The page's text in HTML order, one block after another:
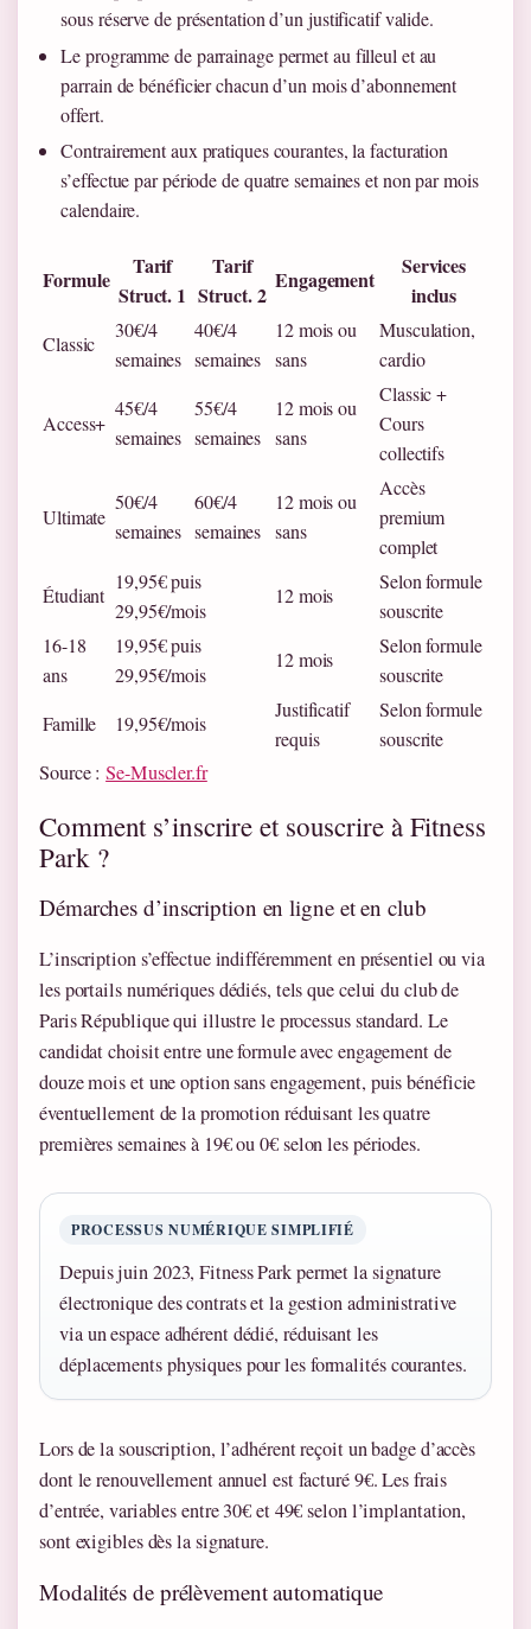
sous réserve de présentation d’un justificatif valide.
Le programme de parrainage permet au filleul et au
parrain de bénéficier chacun d’un mois d’abonnement
offert.
Contrairement aux pratiques courantes, la facturation
s’effectue par période de quatre semaines et non par mois
calendaire.
Formule
Tarif
Struct. 1
Tarif
Struct. 2
Engagement
Services
inclus
Classic
30€/4
semaines
40€/4
semaines
12 mois ou
sans
Musculation,
cardio
Access+
45€/4
semaines
55€/4
semaines
12 mois ou
sans
Classic +
Cours
collectifs
Ultimate
50€/4
semaines
60€/4
semaines
12 mois ou
sans
Accès
premium
complet
Étudiant
19,95€ puis
29,95€/mois
12 mois
Selon formule
souscrite
16-18
ans
19,95€ puis
29,95€/mois
12 mois
Selon formule
souscrite
Famille
19,95€/mois
Justificatif
requis
Selon formule
souscrite
Source :Se-Muscler.fr
Comment s’inscrire et souscrire à Fitness
Park ?
Démarches d’inscription en ligne et en club
L’inscription s’effectue indifféremment en présentiel ou via
les portails numériques dédiés, tels que celui du club de
Paris République qui illustre le processus standard. Le
candidat choisit entre une formule avec engagement de
douze mois et une option sans engagement, puis bénéficie
éventuellement de la promotion réduisant les quatre
premières semaines à 19€ ou 0€ selon les périodes.
PROCESSUS NUMÉRIQUE SIMPLIFIÉ
Depuis juin 2023, Fitness Park permet la signature
électronique des contrats et la gestion administrative
via un espace adhérent dédié, réduisant les
déplacements physiques pour les formalités courantes.
Lors de la souscription, l’adhérent reçoit un badge d’accès
dont le renouvellement annuel est facturé 9€. Les frais
d’entrée, variables entre 30€ et 49€ selon l’implantation,
sont exigibles dès la signature.
Modalités de prélèvement automatique